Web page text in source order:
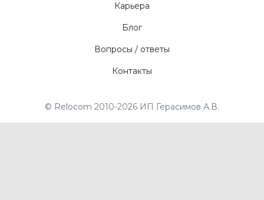
Карьера
Блог
Вопросы / ответы
Контакты
© Relocom 2010-2026 ИП Герасимов А.В.